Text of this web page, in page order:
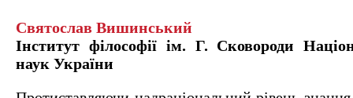
Святослав Вишинський
Інститут філософії ім. Г. Сковороди
наук України